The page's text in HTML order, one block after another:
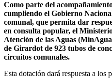
Como parte del
cumpliendo el Gobierno
comunal, que permita dar
en consulta popular, el
Atención de las Aguas
de Girardot de 923 tubos de
circuitos comunales.
Esta dotación dará respuesta a los